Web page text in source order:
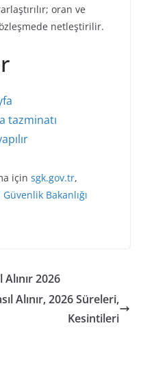
oran ve
netleştirilir.
tazminatı
için sgk.gov.tr,
Bakanlığı
Alınır 2026
Alınır, 2026 Süreleri,
Kesintileri